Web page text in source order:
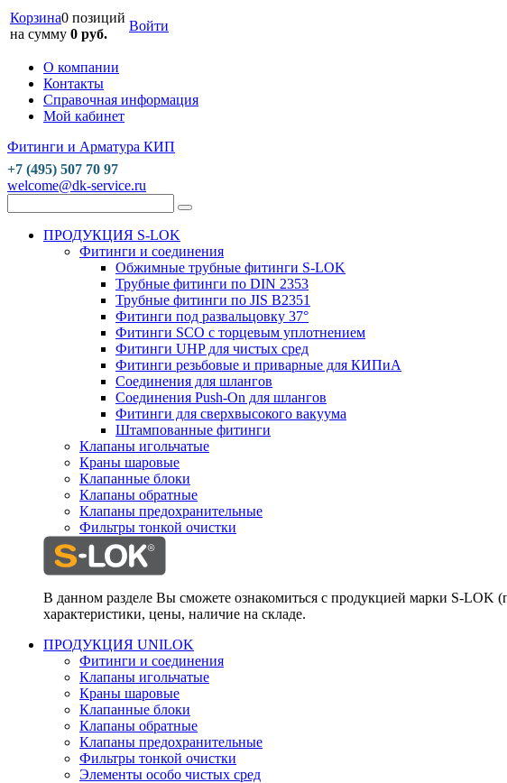
Корзина0 позиций
на сумму 0 руб.
Войти
О компании
Контакты
Справочная информация
Мой кабинет
Фитинги и Арматура КИП
+7 (495) 507 70 97
welcome@dk-service.ru
ПРОДУКЦИЯ S-LOK
Фитинги и соединения
Обжимные трубные фитинги S-LOK
Трубные фитинги по DIN 2353
Трубные фитинги по JIS B2351
Фитинги под развальцовку 37°
Фитинги SCO с торцевым уплотнением
Фитинги UHP для чистых сред
Фитинги резьбовые и приварные для КИПиА
Соединения для шлангов
Соединения Push-On для шлангов
Фитинги для сверхвысокого вакуума
Штампованные фитинги
Клапаны игольчатые
Краны шаровые
Клапанные блоки
Клапаны обратные
Клапаны предохранительные
Фильтры тонкой очистки
В данном разделе Вы сможете ознакомиться с продукцией марки S-
характеристики, цены, наличие на складе.
ПРОДУКЦИЯ UNILOK
Фитинги и соединения
Клапаны игольчатые
Краны шаровые
Клапанные блоки
Клапаны обратные
Клапаны предохранительные
Фильтры тонкой очистки
Элементы особо чистых сред